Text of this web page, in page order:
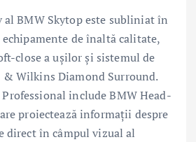
al BMW Skytop este subliniat în
de înaltă calitate,
close a uşilor şi sistemul de
& Wilkins Diamond Surround.
include BMW Head-
proiectează informaţii despre
direct în câmpul vizual al